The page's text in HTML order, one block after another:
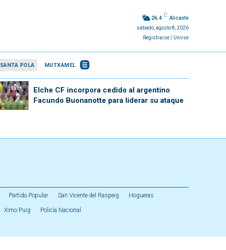
26.4
C
Alicante
sábado, agosto 8, 2026
Registrarse / Unirse
SANTA POLA MUTXAMEL
Elche CF incorpora cedido al argentino
Facundo Buonanotte para liderar su ataque
Partido Popular San Vicente del Raspeig Hogueras
Ximo Puig Policía Nacional